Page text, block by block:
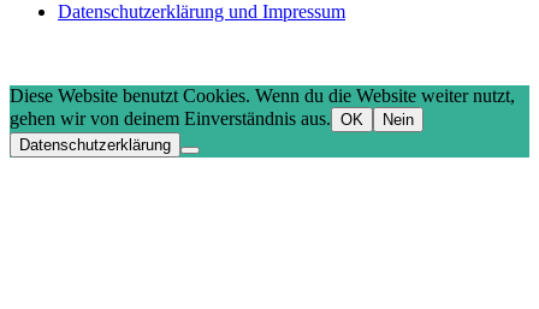
Datenschutzerklärung und Impressum
Diese Website benutzt Cookies. Wenn du die Website weiter nutzt,
gehen wir von deinem Einverständnis aus. OK
Nein
Datenschutzerklärung